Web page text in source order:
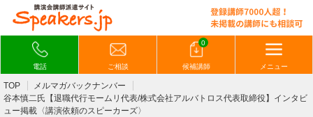
電話 ご相談
0
候補講師 メニュー
TOP
メルマガバックナンバー
谷本慎二氏【退職代行モームリ代表/株式会社アルバトロス代表取締役】インタビ
ュー掲載〈講演依頼のスピーカーズ〉